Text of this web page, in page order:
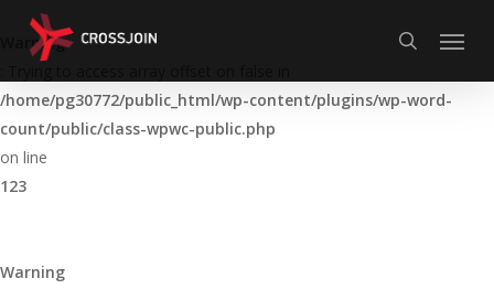
Warning
/home/pg30772/public_html/wp-content/plugins/wp-word-
count/public/class-wpwc-public.php
on line
123
Warning
content
search
Menu